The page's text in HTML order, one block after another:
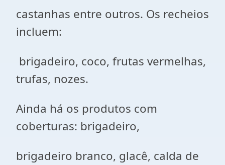
castanhas entre outros. Os recheios
incluem:
brigadeiro, coco, frutas vermelhas,
trufas, nozes.
Ainda há os produtos com
coberturas: brigadeiro,
brigadeiro branco, glacê, calda de